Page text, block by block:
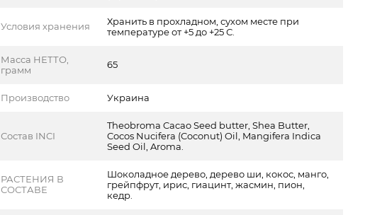
Условия хранения
Хранить в прохладном, сухом месте при
температуре от +5 до +25 С.
Масса НЕТТО,
грамм
65
Производство Украина
Состав INCI
Theobroma Cacao Seed butter, Shea Butter,
Cocos Nucifera (Coconut) Oil, Mangifera Indica
Seed Oil, Aroma.
РАСТЕНИЯ В
СОСТАВЕ
Шоколадное дерево, дерево ши, кокос, манго,
грейпфрут, ирис, гиацинт, жасмин, пион,
кедр.